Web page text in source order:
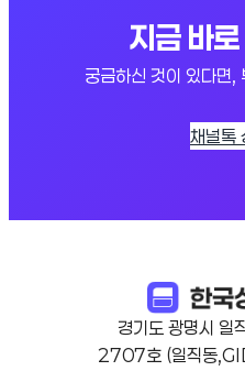
지금 바
궁금하신 것이 있다면,
채널톡
경기도 광명시
2707호 (일직동